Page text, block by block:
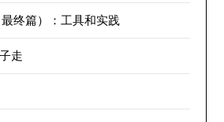
终篇）：工具和实践
走